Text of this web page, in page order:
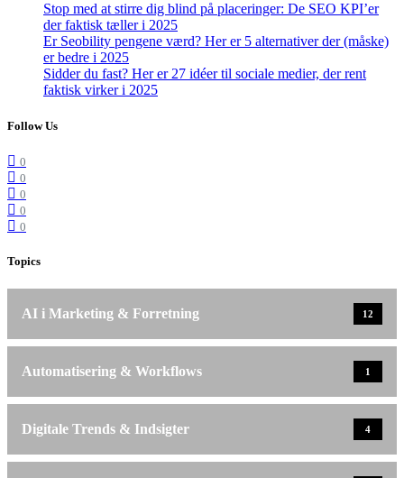
Stop med at stirre dig blind på placeringer: De SEO KPI’er
der faktisk tæller i 2025
Er Seobility pengene værd? Her er 5 alternativer der (måske)
er bedre i 2025
Sidder du fast? Her er 27 idéer til sociale medier, der rent
faktisk virker i 2025
Follow Us
0
0
0
0
0
Topics
AI i Marketing & Forretning 12
Automatisering & Workflows 1
Digitale Trends & Indsigter 4